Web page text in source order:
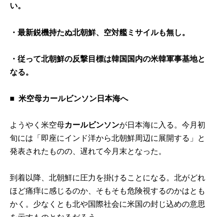
い。
・最新鋭機持たぬ北朝鮮、空対艦ミサイルも無し。
・従って北朝鮮の反撃目標は韓国国内の米韓軍事基地と
なる。
■米空母カールビンソン日本海へ
ようやく米空母カールビンソンが日本海に入る。今月初
旬には「即座にインド洋から北朝鮮周辺に展開する」と
発表されたものの、遅れて今月末となった。
到着以降、北朝鮮に圧力を掛けることになる。北がどれ
ほど痛痒に感じるのか、そもそも危険視するのかはとも
かく。少なくとも北や国際社会に米国の封じ込めの意思